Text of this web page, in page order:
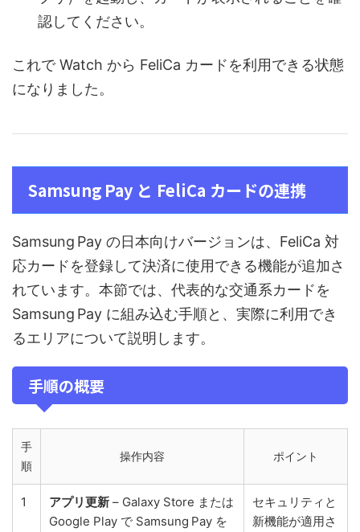
認してください。
これで Watch から FeliCa カードを利用できる状態
になりました。
Samsung Pay と FeliCa カードの連携
Samsung Pay の日本向けバージョンは、FeliCa 対
応カードを登録して決済に使用できる機能が追加さ
れています。本節では、代表的な交通系カードを
Samsung Pay に組み込む手順と、実際に利用でき
るエリアについて説明します。
手順の概要
手
順
操作内容 ポイント
1 アプリ更新 – Galaxy Store または
Google Play で Samsung Pay を
セキュリティと
新機能が適用さ